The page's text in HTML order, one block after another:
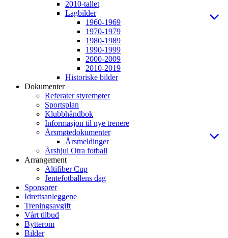
2010-tallet
Lagbilder
1960-1969
1970-1979
1980-1989
1990-1999
2000-2009
2010-2019
Historiske bilder
Dokumenter
Referater styremøter
Sportsplan
Klubbhåndbok
Informasjon til nye trenere
Årsmøtedokumenter
Årsmeldinger
Årshjul Otra fotball
Arrangement
Altifiber Cup
Jentefotballens dag
Sponsorer
Idrettsanleggene
Treningsavgift
Vårt tilbud
Bytterom
Bilder